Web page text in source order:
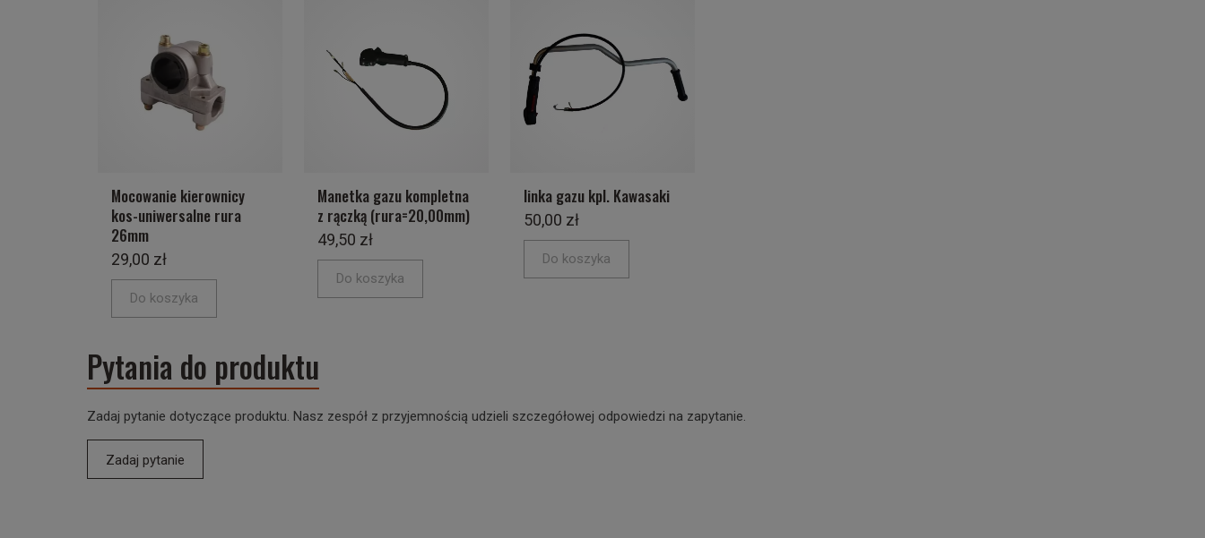
Mocowanie kierownicy
kos-uniwersalne rura
26mm
29,00 zł
Do koszyka
Manetka gazu kompletna
z rączką (rura=20,00mm)
49,50 zł
Do koszyka
linka gazu kpl. Kawasaki
50,00 zł
Do koszyka
Pytania do produktu
Zadaj pytanie dotyczące produktu. Nasz zespół z przyjemnością udzieli szczegółowej odpowiedzi na zapytanie.
Zadaj pytanie